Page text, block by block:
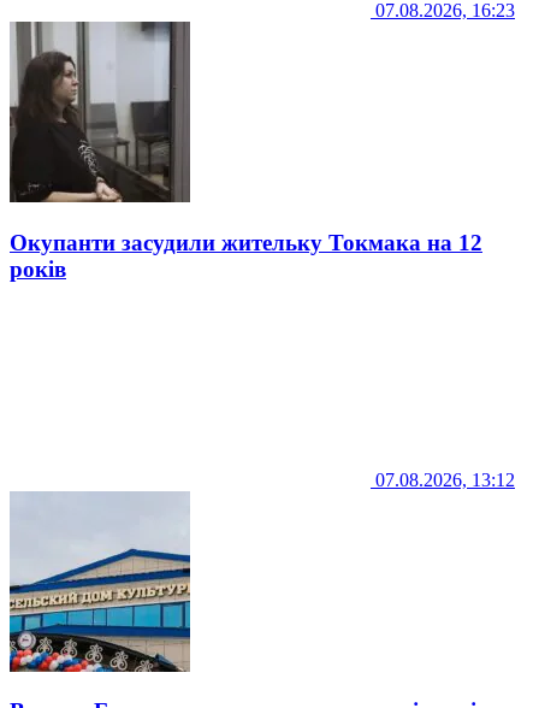
07.08.2026, 16:23
Окупанти засудили жительку Токмака на 12
років
07.08.2026, 13:12